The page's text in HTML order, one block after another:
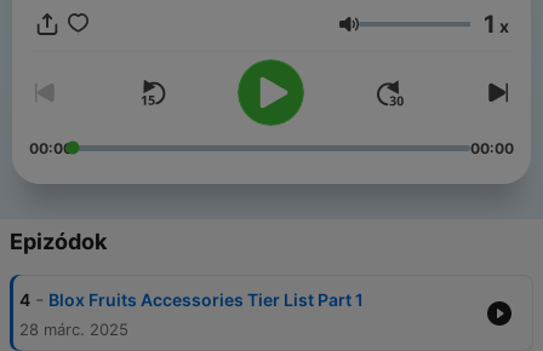
Hangerő 1 x
00:00 00:00
Epizódok
4 - Blox Fruits Accessories Tier List Part 1
28 márc. 2025